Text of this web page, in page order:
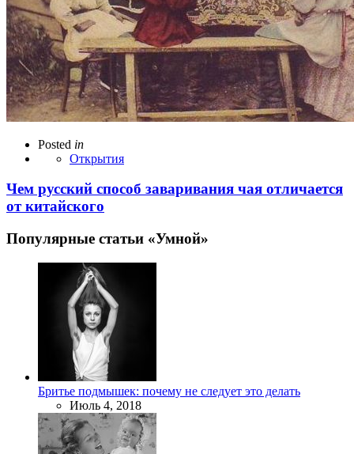
Posted in
Открытия
Чем русский способ заваривания чая отличается
от китайского
Популярные статьи «Умной»
Бритье подмышек: почему не следует это делать
Июль 4, 2018